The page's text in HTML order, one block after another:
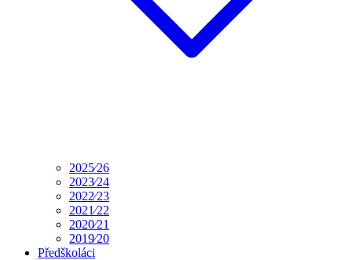
2025⁄26
2023⁄24
2022⁄23
2021⁄22
2020⁄21
2019⁄20
Předškoláci